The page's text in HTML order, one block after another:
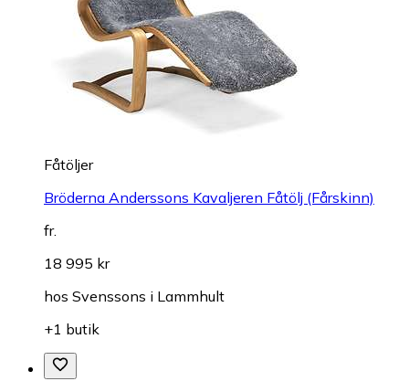
Fåtöljer
Bröderna Anderssons Kavaljeren Fåtölj (Fårskinn)
fr.
18 995 kr
hos Svenssons i Lammhult
+1 butik